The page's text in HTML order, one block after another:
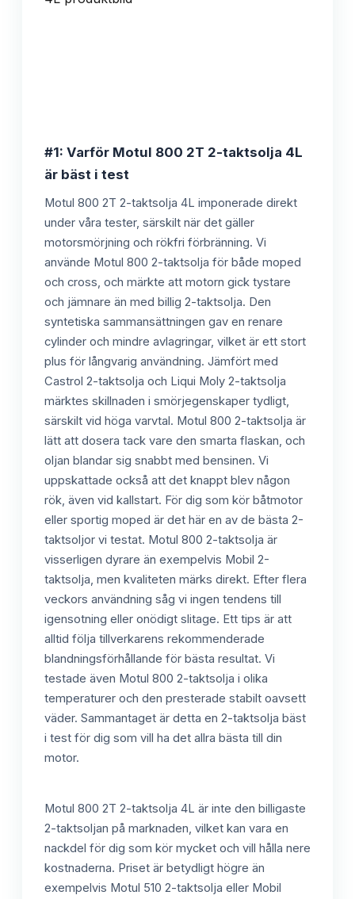
#1: Varför Motul 800 2T 2-taktsolja 4L
är bäst i test
Motul 800 2T 2-taktsolja 4L imponerade direkt
under våra tester, särskilt när det gäller
motorsmörjning och rökfri förbränning. Vi
använde Motul 800 2-taktsolja för både moped
och cross, och märkte att motorn gick tystare
och jämnare än med billig 2-taktsolja. Den
syntetiska sammansättningen gav en renare
cylinder och mindre avlagringar, vilket är ett stort
plus för långvarig användning. Jämfört med
Castrol 2-taktsolja och Liqui Moly 2-taktsolja
märktes skillnaden i smörjegenskaper tydligt,
särskilt vid höga varvtal. Motul 800 2-taktsolja är
lätt att dosera tack vare den smarta flaskan, och
oljan blandar sig snabbt med bensinen. Vi
uppskattade också att det knappt blev någon
rök, även vid kallstart. För dig som kör båtmotor
eller sportig moped är det här en av de bästa 2-
taktsoljor vi testat. Motul 800 2-taktsolja är
visserligen dyrare än exempelvis Mobil 2-
taktsolja, men kvaliteten märks direkt. Efter flera
veckors användning såg vi ingen tendens till
igensotning eller onödigt slitage. Ett tips är att
alltid följa tillverkarens rekommenderade
blandningsförhållande för bästa resultat. Vi
testade även Motul 800 2-taktsolja i olika
temperaturer och den presterade stabilt oavsett
väder. Sammantaget är detta en 2-taktsolja bäst
i test för dig som vill ha det allra bästa till din
motor.
Motul 800 2T 2-taktsolja 4L är inte den billigaste
2-taktsoljan på marknaden, vilket kan vara en
nackdel för dig som kör mycket och vill hålla nere
kostnaderna. Priset är betydligt högre än
exempelvis Motul 510 2-taktsolja eller Mobil